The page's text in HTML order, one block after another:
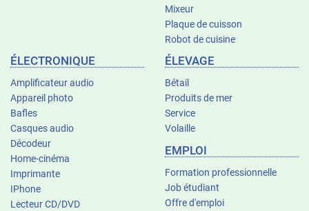
Mixeur
Plaque de cuisson
Robot de cuisine
ÉLECTRONIQUE
Amplificateur audio
Appareil photo
Bafles
Casques audio
Décodeur
Home-cinéma
Imprimante
IPhone
Lecteur CD/DVD
ÉLEVAGE
Bétail
Produits de mer
Service
Volaille
EMPLOI
Formation professionnelle
Job étudiant
Offre d'emploi